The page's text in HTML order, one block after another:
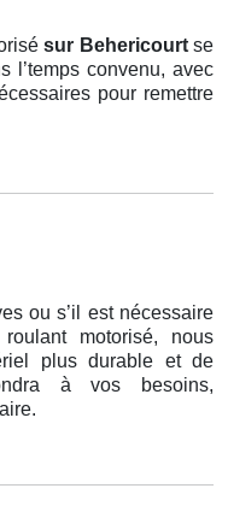
sur Behericourt se
l’temps convenu, avec
pour remettre
ou s’il est nécessaire
motorisé, nous
plus durable et de
à vos besoins,